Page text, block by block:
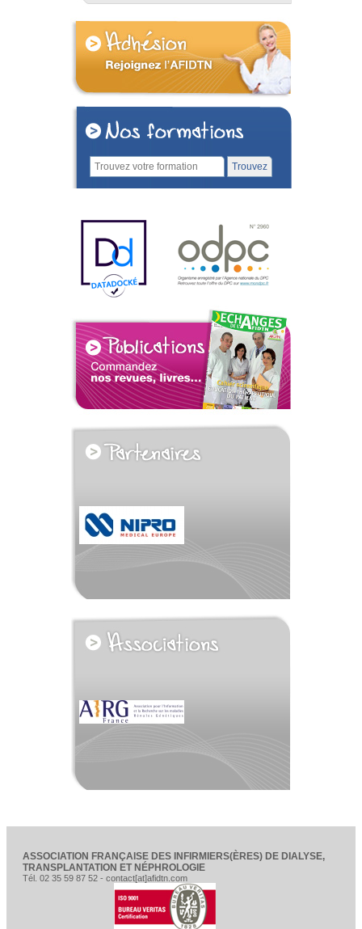
voir tous les partenaires
ASSOCIATION FRANÇAISE DES INFIRMIERS(ÈRES) DE DIALYSE,
TRANSPLANTATION ET NÉPHROLOGIE
Tél. 02 35 59 87 52 - contact[at]afidtn.com